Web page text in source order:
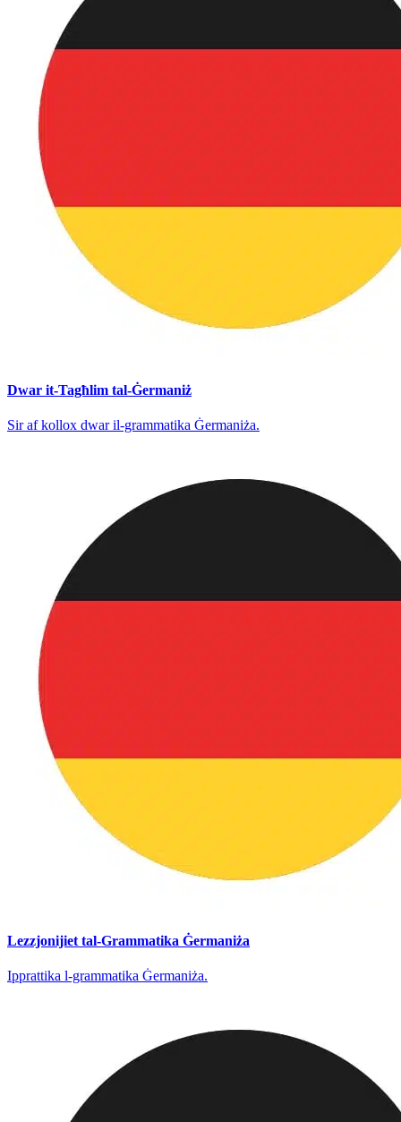
Dwar it-Tagħlim tal-Ġermaniż
Sir af kollox dwar il-grammatika Ġermaniża.
Lezzjonijiet tal-Grammatika Ġermaniża
Ipprattika l-grammatika Ġermaniża.